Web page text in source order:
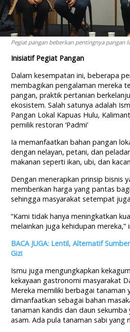
Pegiat pangan beberkan pentingnya pangan
Inisiatif Pegiat Pangan
Dalam kesempatan ini, beberapa
membagikan pengalaman mereka
pangan, praktik pertanian
ekosistem. Salah satunya adalah
Pangan Lokal Kapuas Hulu,
pemilik restoran ‘Padmi’
Ia memanfaatkan bahan pangan
dengan nelayan, petani, dan
makanan seperti ikan, ubi, dan
Dengan menerapkan prinsip bisnis
memberikan harga yang pantas
sehingga masyarakat setempat
“Kami tidak hanya meningkatkan
melainkan juga kehidupan mereka,”
BACA JUGA: Lentil, Alternatif
Gizi
Ismu juga mengungkapkan
kekayaan gastronomi masyarakat
Mereka memiliki berbagai tanaman
dimanfaatkan sebagai bahan
tanaman kandis dan daun sekumba
asam. Ada pula tanaman sabi yang